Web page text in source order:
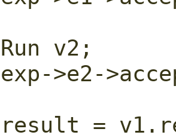
    Run v2;
exp->e2-
result =